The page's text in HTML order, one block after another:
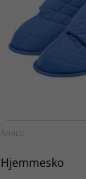
ÅSHILD
Hjemmesko